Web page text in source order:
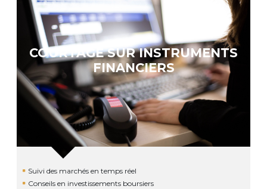
COURTAGE SUR INSTRUMENTS
FINANCIERS
Suivi des marchés en temps réel
Conseils en investissements boursiers